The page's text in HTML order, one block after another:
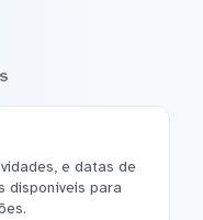
e datas de
disponíveis para